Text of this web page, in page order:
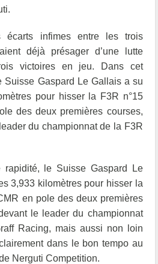
écarts infimes entre les trois
déjà présager d’une lutte
victoires en jeu. Dans cet
Suisse Gaspard Le Gallais a su
pour hisser la F3R n°15
des deux premières courses,
du championnat de la F3R
rapidité, le Suisse Gaspard Le
3,933 kilomètres pour hisser la
en pole des deux premières
le leader du championnat
Racing, mais aussi non loin
dans le bon tempo au
Nerguti Competition.